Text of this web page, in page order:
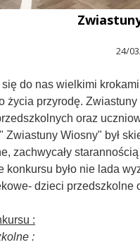
24/
do nas wielkimi
życia przyrodę.
oraz
Zwiastuny Wiosny" był
zachwycały
konkursu było nie lada
dzieci przedszkolne
:
: